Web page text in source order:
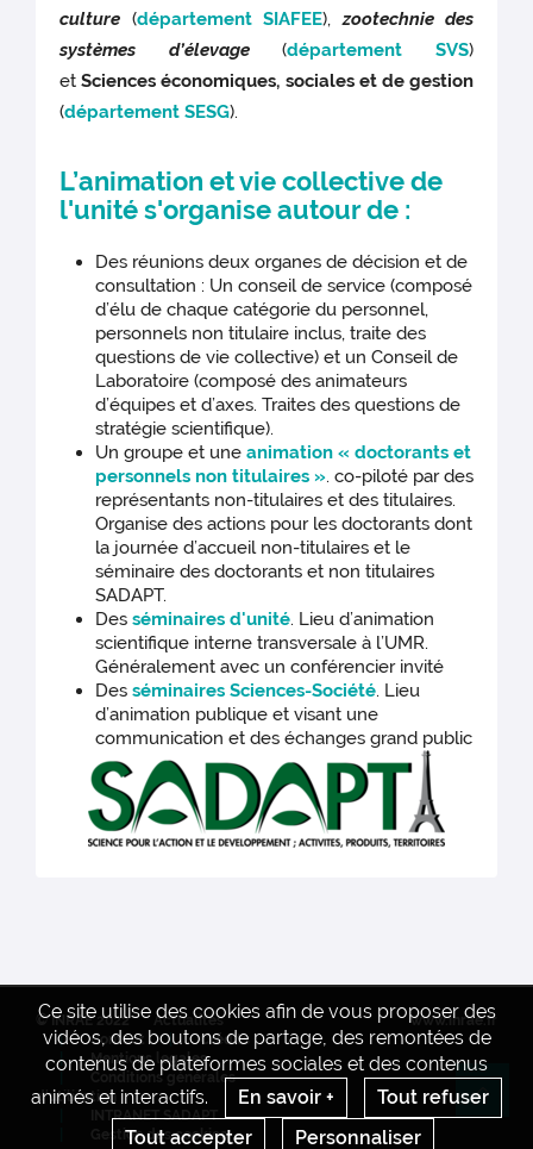
culture (département SIAFEE),zootechnie des
systèmes d’élevage(département SVS)
etSciences économiques, sociales et de gestion
(département SESG).
L’animation et vie collective de
l'unité s'organise autour de :
Des réunions deux organes de décision et de
consultation : Un conseil de service (composé
d’élu de chaque catégorie du personnel,
personnels non titulaire inclus, traite des
questions de vie collective) et un Conseil de
Laboratoire (composé des animateurs
d’équipes et d’axes. Traites des questions de
stratégie scientifique).
Un groupe et une animation « doctorants et
personnels non titulaires ». co-piloté par des
représentants non-titulaires et des titulaires.
Organise des actions pour les doctorants dont
la journée d’accueil non-titulaires et le
séminaire des doctorants et non titulaires
SADAPT.
Des séminaires d'unité. Lieu d’animation
scientifique interne transversale à l’UMR.
Généralement avec un conférencier invité
Des séminaires Sciences-Société. Lieu
d’animation publique et visant une
communication et des échanges grand public
Ce site utilise des cookies afin de vous proposer des
vidéos, des boutons de partage, des remontées de
contenus de plateformes sociales et des contenus
animés et interactifs.
En savoir +
Tout refuser
Tout accepter
Personnaliser
© INRAE 2022
Actualités
Contact
Crédits
Mentions legales
Conditions générales
d'utilisation
INTRANET SADAPT
Gestion des cookies
www.inrae.fr